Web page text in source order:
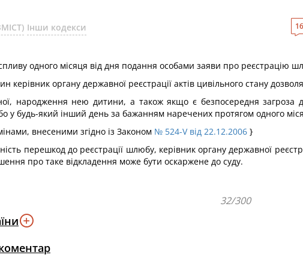
Інши кодекси
одного місяця від дня подання особами заяви про реєстрацію
керівник органу державної реєстрації актів цивільного стану
народження нею дитини, а також якщо є безпосередня
у будь-який інший день за бажанням наречених протягом одного
внесеними згідно із Законом № 524-V від 22.12.2006 }
перешкод до реєстрації шлюбу, керівник органу державної
про таке відкладення може бути оскаржене до суду.
32/300